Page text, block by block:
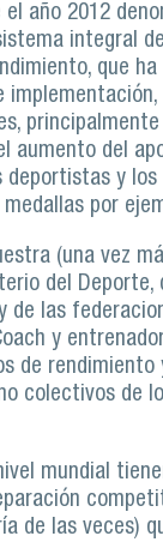
año 2012
integral
que
implementación,
aumento del
deportistas y los
por
(una vez
del
de las
y
de
colectivos de
mundial
de las veces)